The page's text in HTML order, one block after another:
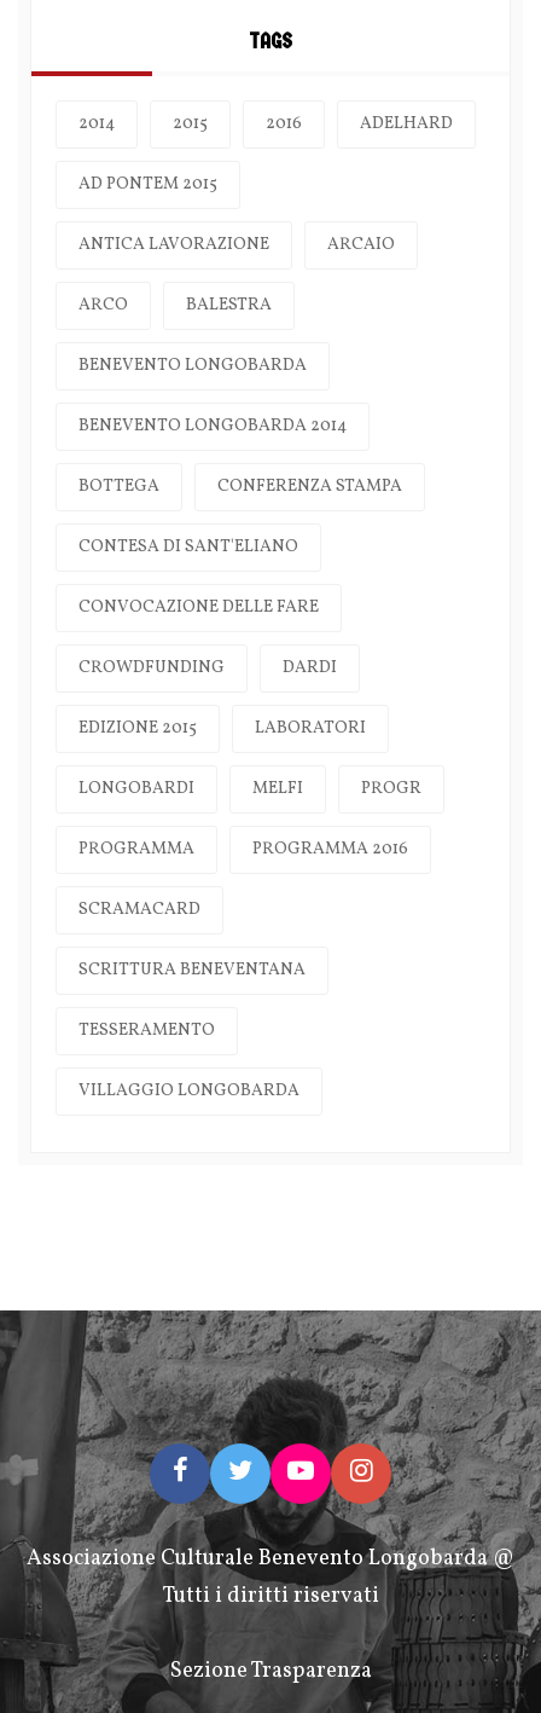
TAGS
2014 2015 2016 ADELHARD
AD PONTEM 2015
ANTICA LAVORAZIONE ARCAIO
ARCO BALESTRA
BENEVENTO LONGOBARDA
BENEVENTO LONGOBARDA 2014
BOTTEGA CONFERENZA STAMPA
CONTESA DI SANT'ELIANO
CONVOCAZIONE DELLE FARE
CROWDFUNDING DARDI
EDIZIONE 2015 LABORATORI
LONGOBARDI MELFI PROGR
PROGRAMMA PROGRAMMA 2016
SCRAMACARD
SCRITTURA BENEVENTANA
TESSERAMENTO
VILLAGGIO LONGOBARDA
Associazione Culturale Benevento Longobarda @
Tutti i diritti riservati
Sezione Trasparenza